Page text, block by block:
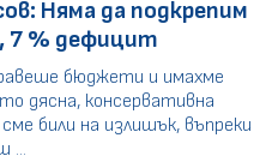
Няма да подкрепим
7 % дефицит
бюджети и имахме
дясна, консервативна
били на излишък, въпреки
...